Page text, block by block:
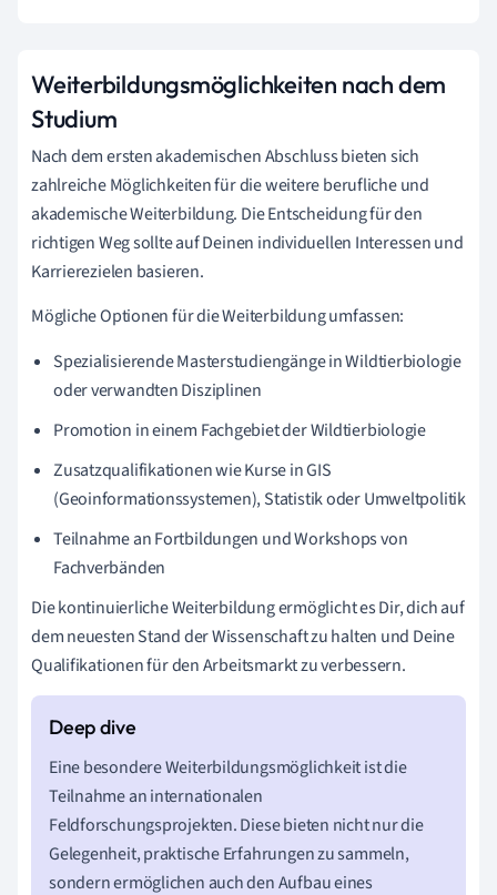
Weiterbildungsmöglichkeiten nach dem
Studium
Nach dem ersten akademischen Abschluss bieten sich
zahlreiche Möglichkeiten für die weitere berufliche und
akademische Weiterbildung. Die Entscheidung für den
richtigen Weg sollte auf Deinen individuellen Interessen und
Karrierezielen basieren.
Mögliche Optionen für die Weiterbildung umfassen:
Spezialisierende Masterstudiengänge in Wildtierbiologie
oder verwandten Disziplinen
Promotion in einem Fachgebiet der Wildtierbiologie
Zusatzqualifikationen wie Kurse in GIS
(Geoinformationssystemen), Statistik oder Umweltpolitik
Teilnahme an Fortbildungen und Workshops von
Fachverbänden
Die kontinuierliche Weiterbildung ermöglicht es Dir, dich auf
dem neuesten Stand der Wissenschaft zu halten und Deine
Qualifikationen für den Arbeitsmarkt zu verbessern.
Eine besondere Weiterbildungsmöglichkeit ist die
Teilnahme an internationalen
Feldforschungsprojekten. Diese bieten nicht nur die
Gelegenheit, praktische Erfahrungen zu sammeln,
sondern ermöglichen auch den Aufbau eines